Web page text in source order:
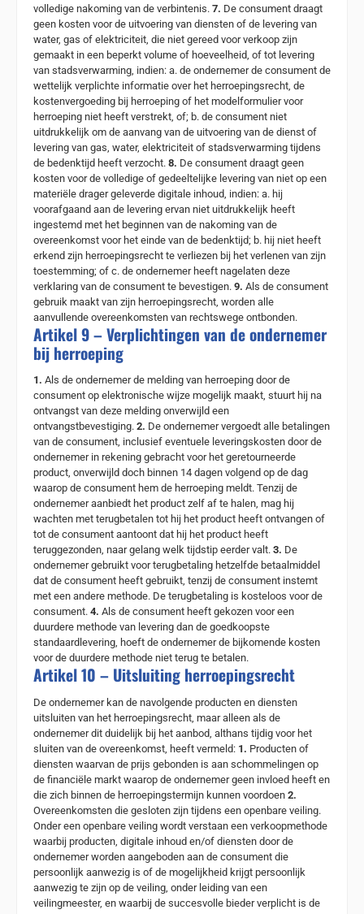
volledige nakoming van de verbintenis. 7. De consument draagt
geen kosten voor de uitvoering van diensten of de levering van
water, gas of elektriciteit, die niet gereed voor verkoop zijn
gemaakt in een beperkt volume of hoeveelheid, of tot levering
van stadsverwarming, indien: a. de ondernemer de consument de
wettelijk verplichte informatie over het herroepingsrecht, de
kostenvergoeding bij herroeping of het modelformulier voor
herroeping niet heeft verstrekt, of; b. de consument niet
uitdrukkelijk om de aanvang van de uitvoering van de dienst of
levering van gas, water, elektriciteit of stadsverwarming tijdens
de bedenktijd heeft verzocht. 8. De consument draagt geen
kosten voor de volledige of gedeeltelijke levering van niet op een
materiële drager geleverde digitale inhoud, indien: a. hij
voorafgaand aan de levering ervan niet uitdrukkelijk heeft
ingestemd met het beginnen van de nakoming van de
overeenkomst voor het einde van de bedenktijd; b. hij niet heeft
erkend zijn herroepingsrecht te verliezen bij het verlenen van zijn
toestemming; of c. de ondernemer heeft nagelaten deze
verklaring van de consument te bevestigen. 9. Als de consument
gebruik maakt van zijn herroepingsrecht, worden alle
aanvullende overeenkomsten van rechtswege ontbonden.
Artikel 9 – Verplichtingen van de ondernemer
bij herroeping
1. Als de ondernemer de melding van herroeping door de
consument op elektronische wijze mogelijk maakt, stuurt hij na
ontvangst van deze melding onverwijld een
ontvangstbevestiging. 2. De ondernemer vergoedt alle betalingen
van de consument, inclusief eventuele leveringskosten door de
ondernemer in rekening gebracht voor het geretourneerde
product, onverwijld doch binnen 14 dagen volgend op de dag
waarop de consument hem de herroeping meldt. Tenzij de
ondernemer aanbiedt het product zelf af te halen, mag hij
wachten met terugbetalen tot hij het product heeft ontvangen of
tot de consument aantoont dat hij het product heeft
teruggezonden, naar gelang welk tijdstip eerder valt. 3. De
ondernemer gebruikt voor terugbetaling hetzelfde betaalmiddel
dat de consument heeft gebruikt, tenzij de consument instemt
met een andere methode. De terugbetaling is kosteloos voor de
consument. 4. Als de consument heeft gekozen voor een
duurdere methode van levering dan de goedkoopste
standaardlevering, hoeft de ondernemer de bijkomende kosten
voor de duurdere methode niet terug te betalen.
Artikel 10 – Uitsluiting herroepingsrecht
De ondernemer kan de navolgende producten en diensten
uitsluiten van het herroepingsrecht, maar alleen als de
ondernemer dit duidelijk bij het aanbod, althans tijdig voor het
sluiten van de overeenkomst, heeft vermeld: 1. Producten of
diensten waarvan de prijs gebonden is aan schommelingen op
de financiële markt waarop de ondernemer geen invloed heeft en
die zich binnen de herroepingstermijn kunnen voordoen 2.
Overeenkomsten die gesloten zijn tijdens een openbare veiling.
Onder een openbare veiling wordt verstaan een verkoopmethode
waarbij producten, digitale inhoud en/of diensten door de
ondernemer worden aangeboden aan de consument die
persoonlijk aanwezig is of de mogelijkheid krijgt persoonlijk
aanwezig te zijn op de veiling, onder leiding van een
veilingmeester, en waarbij de succesvolle bieder verplicht is de